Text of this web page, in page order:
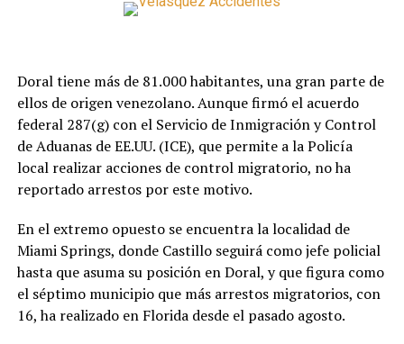
Doral tiene más de 81.000 habitantes, una gran parte de
ellos de origen venezolano. Aunque firmó el acuerdo
federal 287(g) con el Servicio de Inmigración y Control
de Aduanas de EE.UU. (ICE), que permite a la Policía
local realizar acciones de control migratorio, no ha
reportado arrestos por este motivo.
En el extremo opuesto se encuentra la localidad de
Miami Springs, donde Castillo seguirá como jefe policial
hasta que asuma su posición en Doral, y que figura como
el séptimo municipio que más arrestos migratorios, con
16, ha realizado en Florida desde el pasado agosto.